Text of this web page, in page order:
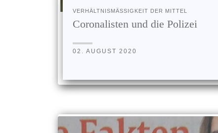
VERHÄLTNISMÄSSIGKEIT DER MITTEL
Coronalisten und die Polizei
02. AUGUST 2020